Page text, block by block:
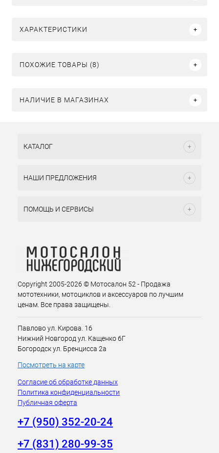
ХАРАКТЕРИСТИКИ
ПОХОЖИЕ ТОВАРЫ (8)
НАЛИЧИЕ В МАГАЗИНАХ
КАТАЛОГ
НАШИ ПРЕДЛОЖЕНИЯ
ПОМОЩЬ И СЕРВИСЫ
Copyright 2005-2026 © Мотосалон 52 - Продажа
мототехники, мотоциклов и аксессуаров по лучшим
ценам. Все права защищены.
Павлово ул. Кирова. 16
Нижний Новгород ул. Кащенко 6Г
Богородск ул. Бренцисса 2а
Посмотреть на карте
Согласие об обработке данных
Политика конфиденциальности
Публичная оферта
+7 (950) 352-20-24
+7 (831) 280-99-35